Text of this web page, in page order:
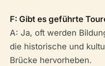
F: Gibt es geführte
A: Ja, oft werden
die historische und
Brücke hervorheben.